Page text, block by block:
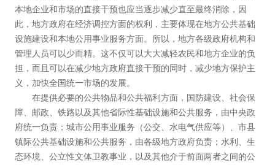
本地企业和市场的直接干预也应当逐步减少直至最终消除，因
此，地方政府在经济调控方面的权利，主要体现在地方公共基础
设施建设和本地公用事业服务方面。所以，地方各级政府机构和
管理人员可以少而精。这不仅可以大大减轻农民和地方企业的负
担，而且可以在减少地方政府直接干预的同时，减少地方保护主
义，加快全国统一市场的发展。
在提供必要的公共物品和公共福利方面，国防建设、社会保
障、邮政、铁路以及其他省际性基础设施和公共服务，由中央政
府统一负责；城市公用事业服务（公交、水电气供应等）、市县
镇际公共基础设施和公共服务，由各级地方政府负责；水利、生
态环境、公立性文体卫教事业，以及其他介于前面两者之间的公